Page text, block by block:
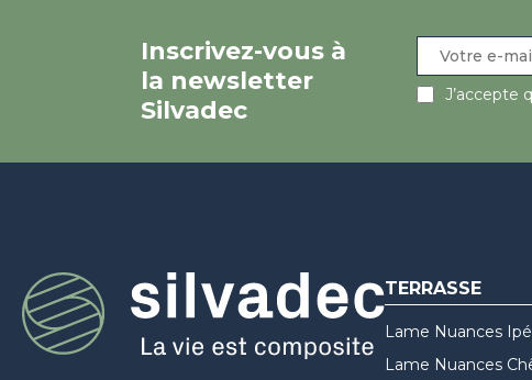
Inscrivez-vous à
la newsletter
Silvadec
J’accepte
TERRASSE
Lame Nuances Ipé
Lame Nuances